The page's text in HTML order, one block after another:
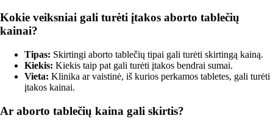
Kokie veiksniai gali turėti įtakos aborto tablečių
kainai?
Tipas: Skirtingi aborto tablečių tipai gali turėti skirtingą kainą.
Kiekis: Kiekis taip pat gali turėti įtakos bendrai sumai.
Vieta: Klinika ar vaistinė, iš kurios perkamos tabletes, gali turėti
įtakos kainai.
Ar aborto tablečių kaina gali skirtis?